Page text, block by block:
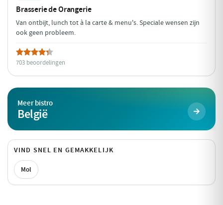
Brasserie de Orangerie
Van ontbijt, lunch tot à la carte & menu's. Speciale wensen zijn
ook geen probleem.
703 beoordelingen
Meer bistro
België
VIND SNEL EN GEMAKKELIJK
Mol